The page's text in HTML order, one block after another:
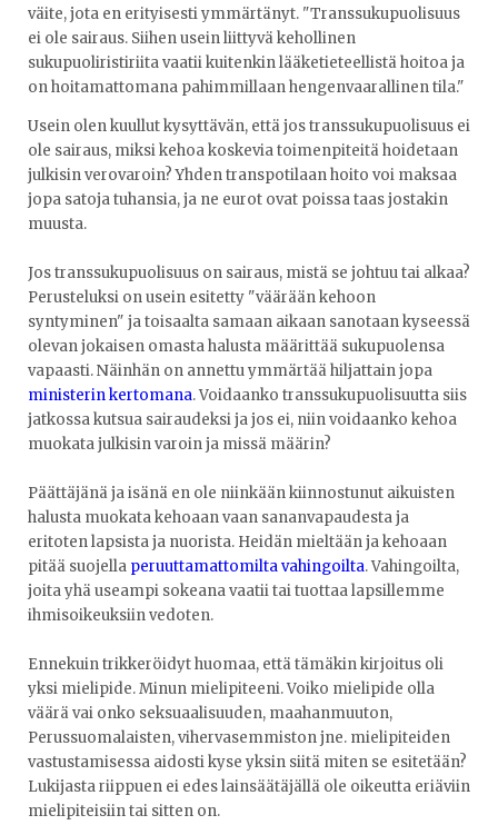
väite, jota en erityisesti ymmärtänyt. "Transsukupuolisuus
ei ole sairaus. Siihen usein liittyvä kehollinen
sukupuoliristiriita vaatii kuitenkin lääketieteellistä hoitoa ja
on hoitamattomana pahimmillaan hengenvaarallinen tila."
Usein olen kuullut kysyttävän, että jos transsukupuolisuus ei
ole sairaus, miksi kehoa koskevia toimenpiteitä hoidetaan
julkisin verovaroin? Yhden transpotilaan hoito voi maksaa
jopa satoja tuhansia, ja ne eurot ovat poissa taas jostakin
muusta.
Jos transsukupuolisuus on sairaus, mistä se johtuu tai alkaa?
Perusteluksi on usein esitetty "väärään kehoon
syntyminen" ja toisaalta samaan aikaan sanotaan kyseessä
olevan jokaisen omasta halusta määrittää sukupuolensa
vapaasti. Näinhän on annettu ymmärtää hiljattain jopa
ministerin kertomana. Voidaanko transsukupuolisuutta siis
jatkossa kutsua sairaudeksi ja jos ei, niin voidaanko kehoa
muokata julkisin varoin ja missä määrin?
Päättäjänä ja isänä en ole niinkään kiinnostunut aikuisten
halusta muokata kehoaan vaan sananvapaudesta ja
eritoten lapsista ja nuorista. Heidän mieltään ja kehoaan
pitää suojella peruuttamattomilta vahingoilta. Vahingoilta,
joita yhä useampi sokeana vaatii tai tuottaa lapsillemme
ihmisoikeuksiin vedoten.
Ennekuin trikkeröidyt huomaa, että tämäkin kirjoitus oli
yksi mielipide. Minun mielipiteeni. Voiko mielipide olla
väärä vai onko seksuaalisuuden, maahanmuuton,
Perussuomalaisten, vihervasemmiston jne. mielipiteiden
vastustamisessa aidosti kyse yksin siitä miten se esitetään?
Lukijasta riippuen ei edes lainsäätäjällä ole oikeutta eriäviin
mielipiteisiin tai sitten on.